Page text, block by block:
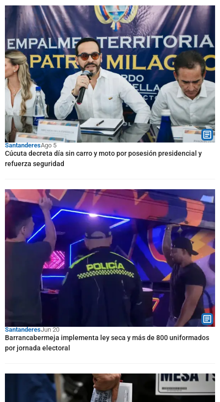
SantanderesAgo 5
Cúcuta decreta día sin carro y moto por posesión presidencial y
refuerza seguridad
SantanderesJun 20
Barrancabermeja implementa ley seca y más de 800 uniformados
por jornada electoral